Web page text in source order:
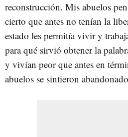
reconstrucción. Mis abuelos
cierto que antes no tenían la
estado les permitía vivir y
para qué sirvió obtener la
y vivían peor que antes en
abuelos se sintieron